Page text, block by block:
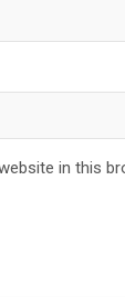
in this